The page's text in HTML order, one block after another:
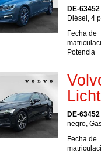
DE-
Diésel, 4
Fecha de
Potencia
DE-
negro,
Fecha de